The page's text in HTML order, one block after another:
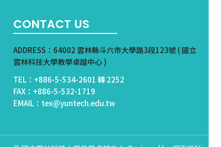
CONTACT US
ADDRESS：64002 雲林縣斗六市大學路3段123號 ( 國立
雲林科技大學教學卓越中心 )
TEL：+886-5-534-2601 轉 2252
FAX：+886-5-532-1719
EMAIL：tex@yuntech.edu.tw